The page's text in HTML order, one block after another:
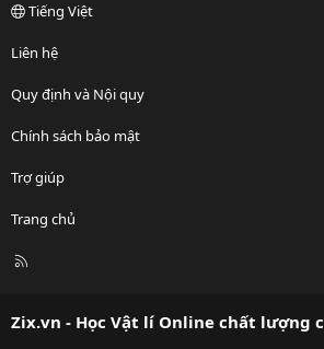
Tiếng Việt
Liên hệ
Quy định và Nội quy
Chính sách bảo mật
Trợ giúp
Trang chủ
R
Zix.vn - Học Vật lí Online chất lượng